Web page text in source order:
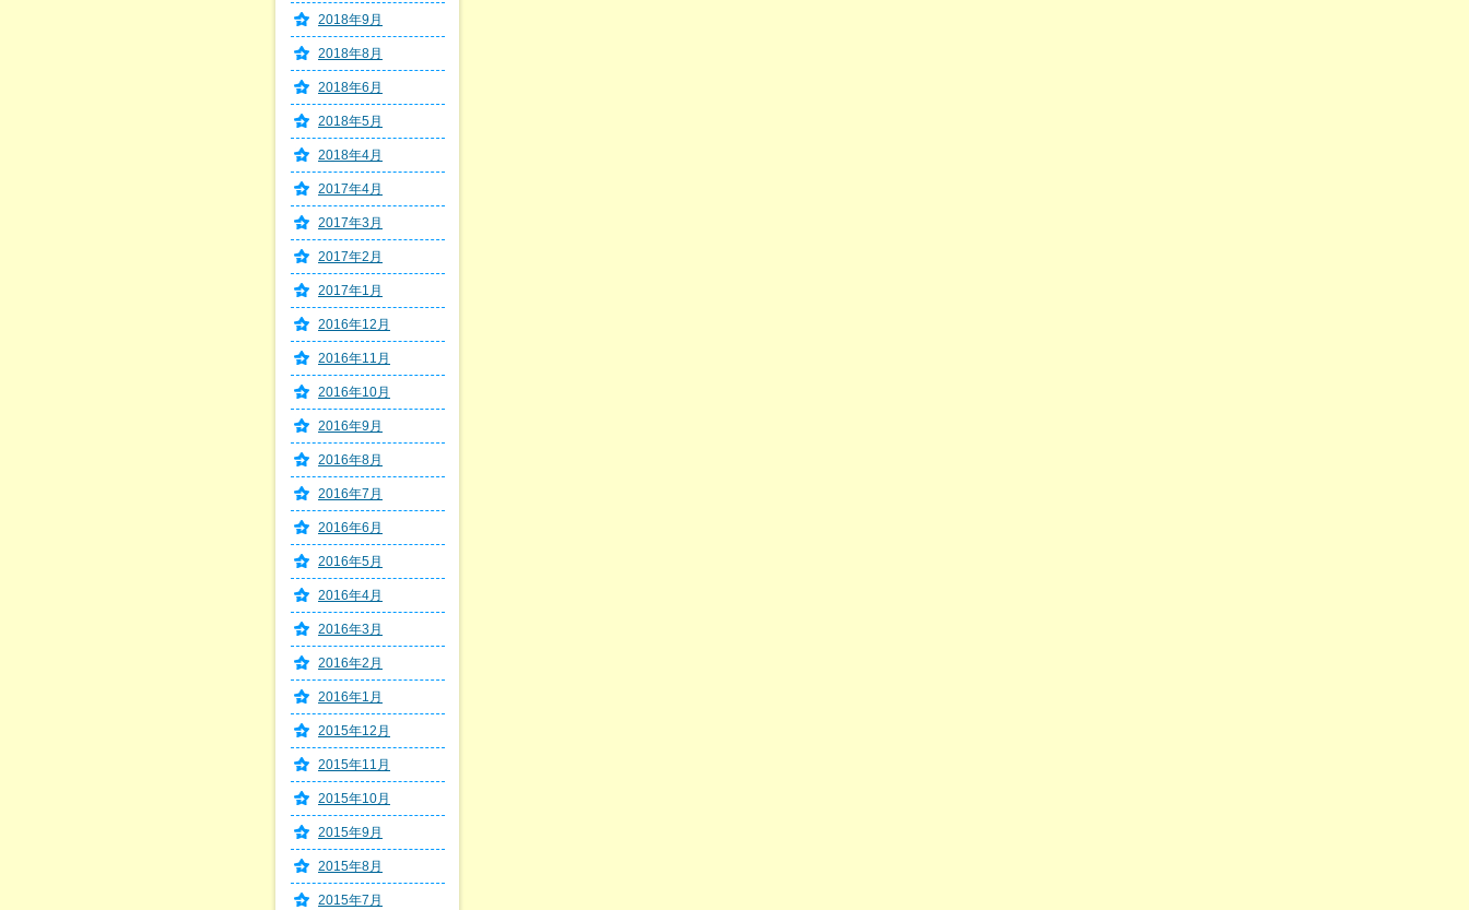
2018年9月
2018年8月
2018年6月
2018年5月
2018年4月
2017年4月
2017年3月
2017年2月
2017年1月
2016年12月
2016年11月
2016年10月
2016年9月
2016年8月
2016年7月
2016年6月
2016年5月
2016年4月
2016年3月
2016年2月
2016年1月
2015年12月
2015年11月
2015年10月
2015年9月
2015年8月
2015年7月